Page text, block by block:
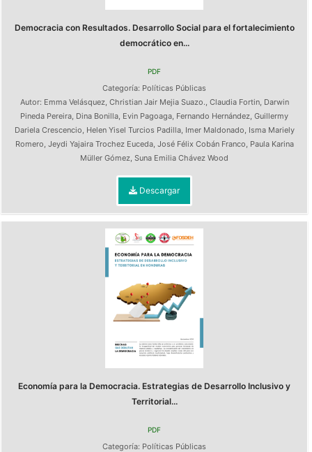
Democracia con Resultados. Desarrollo Social para el fortalecimiento
democrático en...
PDF
Categoría: Políticas Públicas
Autor: Emma Velásquez, Christian Jair Mejia Suazo., Claudia Fortin, Darwin
Pineda Pereira, Dina Bonilla, Evin Pagoaga, Fernando Hernández, Guillermy
Dariela Crescencio, Helen Yisel Turcios Padilla, Imer Maldonado, Isma Mariely
Romero, Jeydi Yajaira Trochez Euceda, José Félix Cobán Franco, Paula Karina
Müller Gómez, Suna Emilia Chávez Wood
Descargar
Economía para la Democracia. Estrategias de Desarrollo Inclusivo y
Territorial...
PDF
Categoría: Políticas Públicas